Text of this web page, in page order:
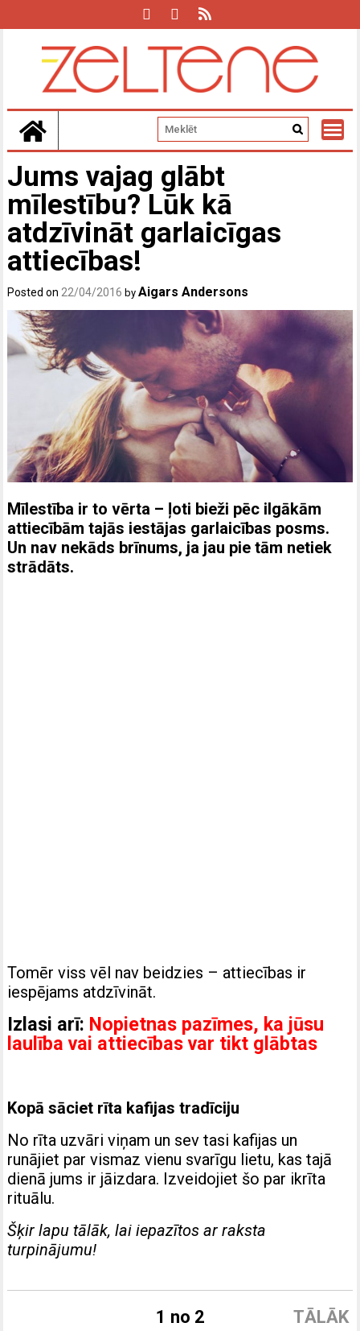
Jums vajag glābt
mīlestību? Lūk kā
atdzīvināt garlaicīgas
attiecības!
Posted on 22/04/2016 byAigars Andersons
Mīlestība ir to vērta – ļoti bieži pēc ilgākām
attiecībām tajās iestājas garlaicības posms.
Un nav nekāds brīnums, ja jau pie tām netiek
strādāts.
Tomēr viss vēl nav beidzies – attiecības ir
iespējams atdzīvināt.
Izlasi arī: Nopietnas pazīmes, ka jūsu
laulība vai attiecības var tikt glābtas
Kopā sāciet rīta kafijas tradīciju
No rīta uzvāri viņam un sev tasi kafijas un
runājiet par vismaz vienu svarīgu lietu, kas tajā
dienā jums ir jāizdara. Izveidojiet šo par ikrīta
rituālu.
Šķir lapu tālāk, lai iepazītos ar raksta
turpinājumu!
TĀLĀK
1 no 2